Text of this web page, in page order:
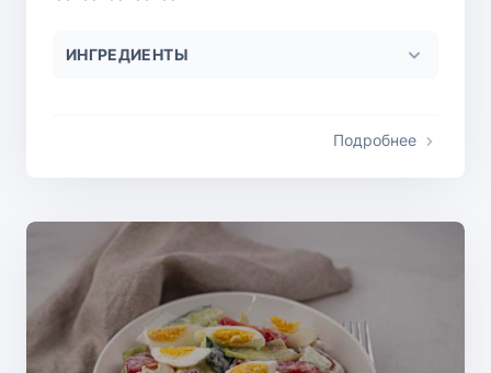
ИНГРЕДИЕНТЫ
Подробнее